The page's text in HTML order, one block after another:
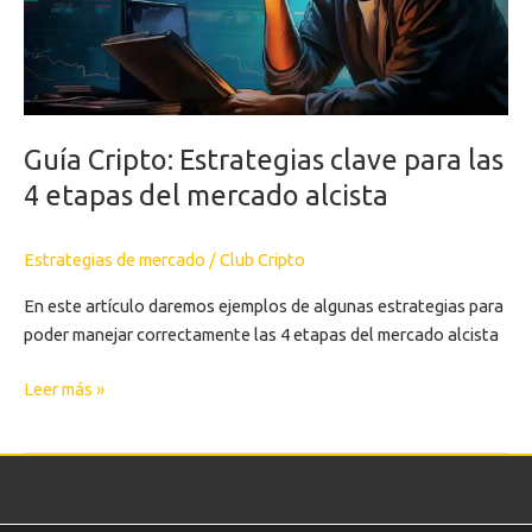
Guía Cripto: Estrategias clave para las
4 etapas del mercado alcista
Estrategias de mercado /Club Cripto
En este artículo daremos ejemplos de algunas estrategias para
poder manejar correctamente las 4 etapas del mercado alcista
etapas
mercado
Leer más »